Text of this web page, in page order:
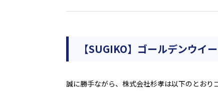
【SUGIKO】ゴールデンウイ
誠に勝手ながら、株式会社杉孝は以下のとおり